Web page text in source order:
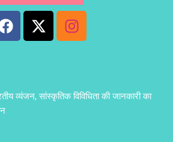
F
a
o
o
X
-
t
I
n
g
व्यंजन, सांस्कृतिक विविधिता की जानकारी का